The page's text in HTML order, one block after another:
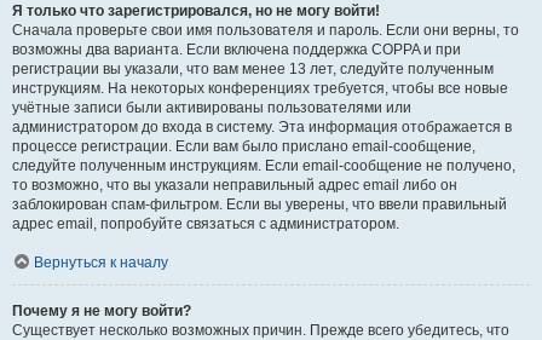
Я только что зарегистрировался, но не могу войти!
Сначала проверьте свои имя пользователя и пароль. Если они верны, то
возможны два варианта. Если включена поддержка COPPA и при
регистрации вы указали, что вам менее 13 лет, следуйте полученным
инструкциям. На некоторых конференциях требуется, чтобы все новые
учётные записи были активированы пользователями или
администратором до входа в систему. Эта информация отображается в
процессе регистрации. Если вам было прислано email-сообщение,
следуйте полученным инструкциям. Если email-сообщение не получено,
то возможно, что вы указали неправильный адрес email либо он
заблокирован спам-фильтром. Если вы уверены, что ввели правильный
адрес email, попробуйте связаться с администратором.
Вернуться к началу
Почему я не могу войти?
Существует несколько возможных причин. Прежде всего убедитесь, что